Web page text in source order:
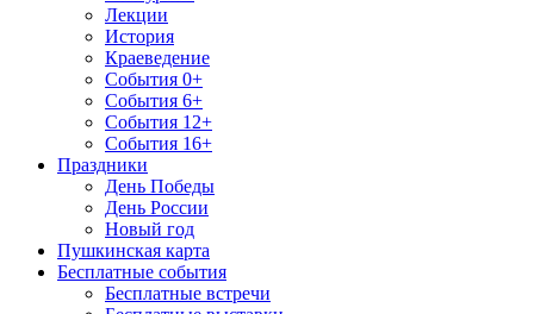
Лекции
История
Краеведение
События 0+
События 6+
События 12+
События 16+
Праздники
День Победы
День России
Новый год
Пушкинская карта
Бесплатные события
Бесплатные встречи